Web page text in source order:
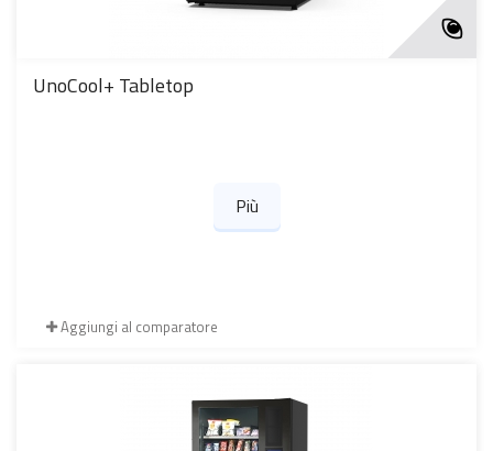
UnoCool+ Tabletop
Più
Aggiungi al comparatore